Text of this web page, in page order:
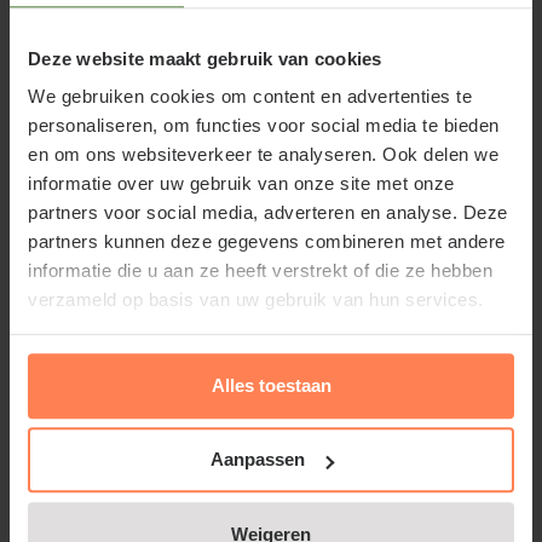
Deze website maakt gebruik van cookies
We gebruiken cookies om content en advertenties te
personaliseren, om functies voor social media te bieden
en om ons websiteverkeer te analyseren. Ook delen we
informatie over uw gebruik van onze site met onze
partners voor social media, adverteren en analyse. Deze
partners kunnen deze gegevens combineren met andere
informatie die u aan ze heeft verstrekt of die ze hebben
verzameld op basis van uw gebruik van hun services.
Alles toestaan
Aanpassen
Weigeren
vaak in groten getale op een akker is aangeplant en
waarvan de oogst dient voor het produceren van
wijn. Een oudere druif ontwikkelt een dikke stam
(stok) met daaraan naar links en rechts
vertakkingen waar de vruchten aan komen. Deze
klimplant is een snelle groeier en bloeit op de
eenjarige scheut met kleine gele bloemetjes (die
lijken op kleine druiventrosjes) ongeveer van eind
mei tot midden juni. De verschillende soorten
zijn er veel cultivars van de wijnstok verkrijgbaar bij
tuinplantenwinkel.nl.